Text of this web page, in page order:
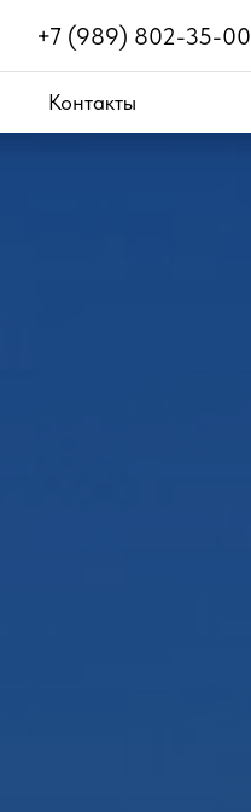
+7 (989) 802-35-00
Контакты